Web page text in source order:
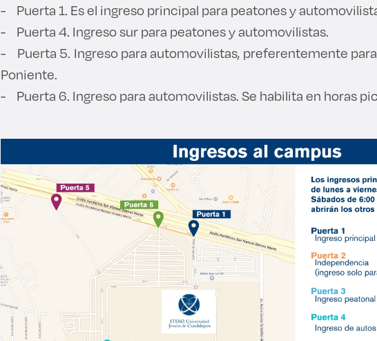
- Puerta 1. Es el ingreso principal para peatones y
- Puerta 4. Ingreso sur para peatones y automovilistas.
- Puerta 5. Ingreso para automovilistas, preferentemente
Poniente.
- Puerta 6. Ingreso para automovilistas. Se habilita en horas